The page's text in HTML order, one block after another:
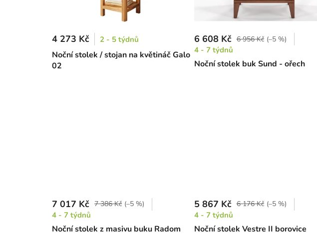
Noční stolek / stojan na květináč Galo
02
4 273 Kč 2 - 5 týdnů
Noční stolek buk Sund - ořech
6 608 Kč 6 956 Kč (–5 %)
4 - 7 týdnů
Noční stolek z masivu buku Radom
7 017 Kč 7 386 Kč (–5 %)
4 - 7 týdnů
Noční stolek Vestre II borovice
5 867 Kč 6 176 Kč (–5 %)
4 - 7 týdnů